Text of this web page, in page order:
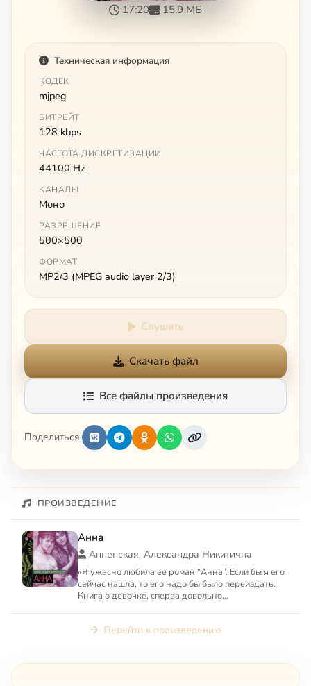
17:20 15.9 МБ
Техническая информация
КОДЕК
mjpeg
БИТРЕЙТ
128 kbps
ЧАСТОТА ДИСКРЕТИЗАЦИИ
44100 Hz
КАНАЛЫ
Моно
РАЗРЕШЕНИЕ
500×500
ФОРМАТ
MP2/3 (MPEG audio layer 2/3)
Слушать
Скачать файл
Все файлы произведения
Поделиться:
ПРОИЗВЕДЕНИЕ
Анна
Анненская, Александра Никитична
«Я ужасно любила ее роман “Анна”. Если бы я его
сейчас нашла, то его надо бы было переиздать.
Книга о девочке, сперва довольно
Перейти к произведению